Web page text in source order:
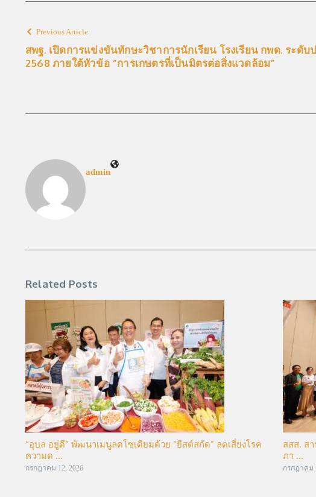
Previous Article
สพฐ. เปิดการแข่งขันทักษะวิชาการนักเรียน โรงเรียน กพด. ระดับ
2568 ภายใต้หัวข้อ “การเกษตรที่เป็นมิตรต่อสิ่งแวดล้อม”
admin
Related Posts
“อุบล อยู่ดี” พัฒนาเมนูลดโซเดียมด้วย “ยีสต์สกัด” ลดเสี่ยงโรค
ความด ...
กรกฎาคม 12, 2026
สสส. ส
ภา ...
กรกฎาคม